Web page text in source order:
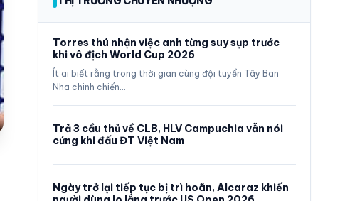
Torres thú nhận việc anh từng suy sụp trước
khi vô địch World Cup 2026
Ít ai biết rằng trong thời gian cùng đội tuyển Tây Ban
Nha chinh chiến…
Trả 3 cầu thủ về CLB, HLV Campuchia vẫn nói
cứng khi đấu ĐT Việt Nam
Ngày trở lại tiếp tục bị trì hoãn, Alcaraz khiến